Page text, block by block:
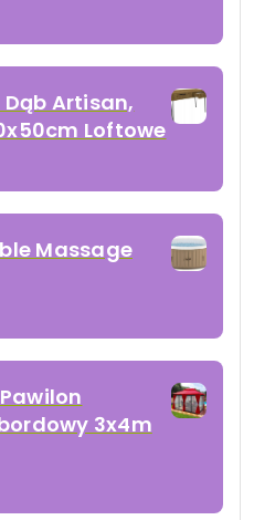
Dąb Artisan,
Loftowe
Massage
3x4m